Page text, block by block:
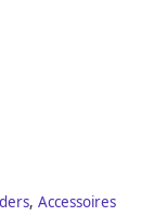
, Accessoires